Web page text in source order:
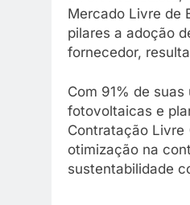
Mercado Livre de
pilares a adoção
fornecedor,
Com 91% de
fotovoltaicas e
Contratação
otimização na
sustentabilidade